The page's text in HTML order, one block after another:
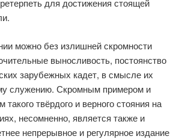
для достижения стоящей
можно без излишней скромности
выносливость, по­стоянство
зару­бежных кадет, в смысле их
служению. Скромным приме­ром и
такого твёрдо­го и верного стояния на
несомненно, является также и
непрерывное и регулярное издание